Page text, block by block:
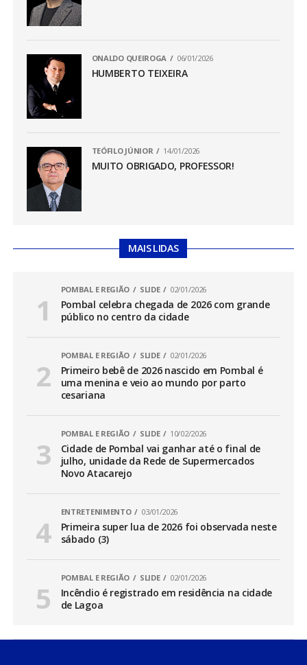
ONALDO QUEIROGA 06/01/2026
HUMBERTO TEIXEIRA
TEÓFILO JÚNIOR 14/01/2026
MUITO OBRIGADO, PROFESSOR!
MAIS LIDAS
POMBAL E REGIÃO SLIDE 02/01/2026
Pombal celebra chegada de 2026 com grande
público no centro da cidade
POMBAL E REGIÃO SLIDE 02/01/2026
Primeiro bebê de 2026 nascido em Pombal é
uma menina e veio ao mundo por parto
cesariana
POMBAL E REGIÃO SLIDE 10/02/2026
Cidade de Pombal vai ganhar até o final de
julho, unidade da Rede de Supermercados
Novo Atacarejo
ENTRETENIMENTO 03/01/2026
Primeira super lua de 2026 foi observada neste
sábado (3)
POMBAL E REGIÃO SLIDE 02/01/2026
Incêndio é registrado em residência na cidade
de Lagoa